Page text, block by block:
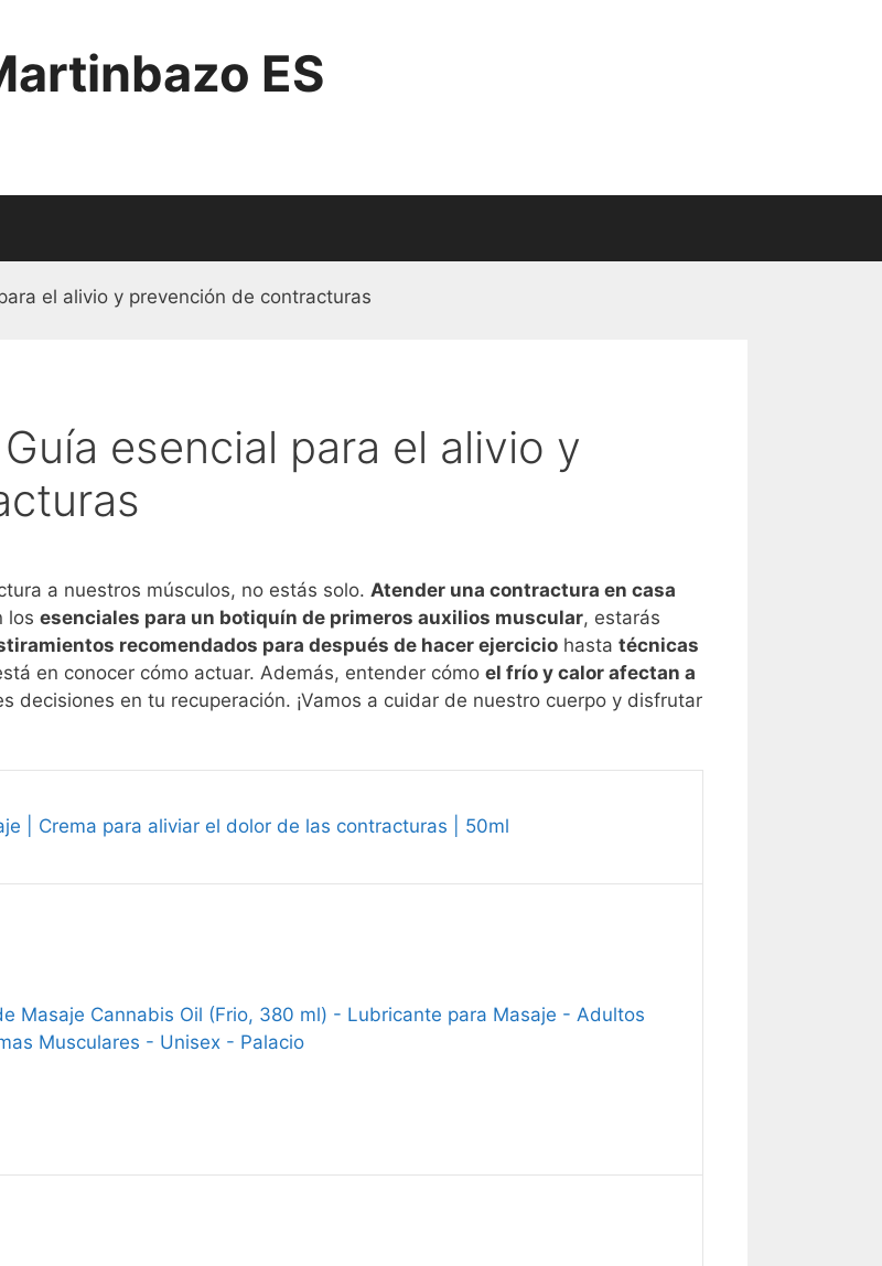
ES
el alivio y prevención de contracturas
esencial para el alivio y
a nuestros músculos, no estás solo. Atender una contractura en casa
los esenciales para un botiquín de primeros auxilios muscular, estarás
recomendados para después de hacer ejercicio hasta técnicas
en conocer cómo actuar. Además, entender cómo el frío y calor afectan a
decisiones en tu recuperación. ¡Vamos a cuidar de nuestro cuerpo y disfrutar
| Crema para aliviar el dolor de las contracturas | 50ml
Masaje Cannabis Oil (Frio, 380 ml) - Lubricante para Masaje - Adultos
Musculares - Unisex - Palacio